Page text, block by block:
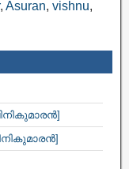
, Asuran, vishnu,